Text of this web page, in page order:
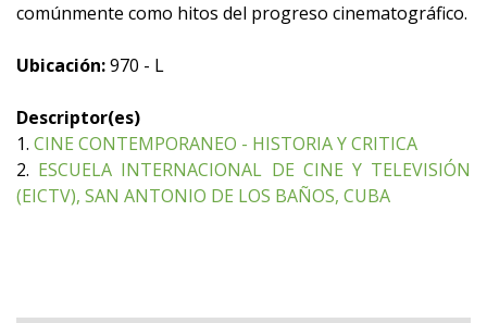
comúnmente como hitos del progreso cinematográfico.
Ubicación:970 - L
Descriptor(es)
1. CINE CONTEMPORANEO - HISTORIA Y CRITICA
2. ESCUELA INTERNACIONAL DE CINE Y TELEVISIÓN
(EICTV), SAN ANTONIO DE LOS BAÑOS, CUBA